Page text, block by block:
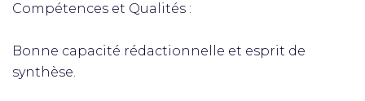
Compétences et Qualités :
Bonne capacité rédactionnelle et esprit de
synthèse.